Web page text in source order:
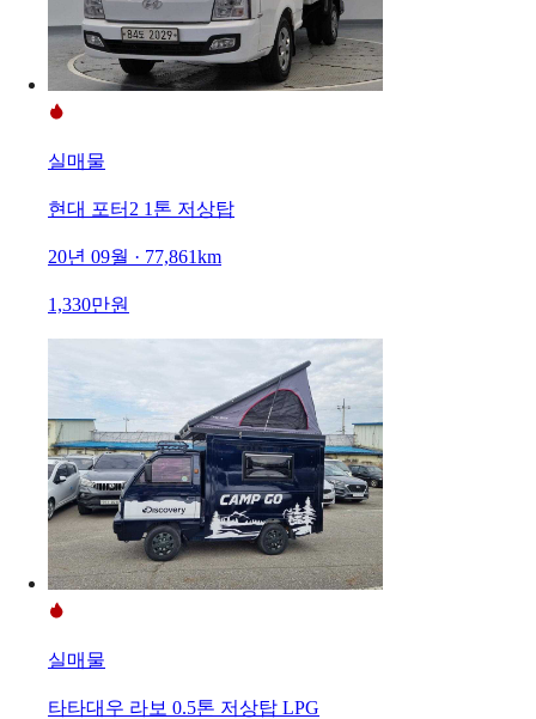
실매물
현대 포터2 1톤 저상탑
20년 09월 · 77,861km
1,330만원
실매물
타타대우 라보 0.5톤 저상탑 LPG